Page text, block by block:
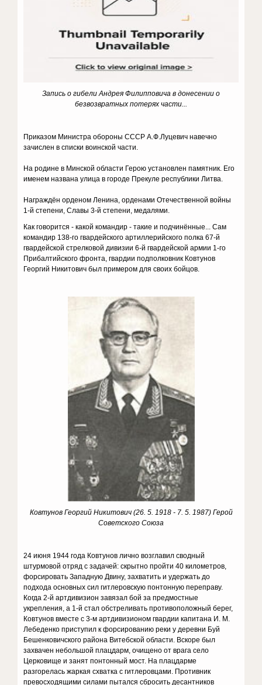
Запись о гибели Андрея Филипповича в донесении о
безвозвратных потерях части...
Приказом Министра обороны СССР А.Ф.Луцевич навечно
зачислен в списки воинской части.
На родине в Минской области Герою установлен памятник. Его
именем названа улица в городе Прекуле республики Литва.
Награждён орденом Ленина, орденами Отечественной войны
1-й степени, Славы 3-й степени, медалями.
Как говорится - какой командир - такие и подчинённые... Сам
командир 138-го гвардейского артиллерийского полка 67-й
гвардейской стрелковой дивизии 6-й гвардейской армии 1-го
Прибалтийского фронта, гвардии подполковник Ковтунов
Георгий Никитович был примером для своих бойцов.
Ковтунов Георгий Никитович (26. 5. 1918 - 7. 5. 1987) Герой
Советского Союза
24 июня 1944 года Ковтунов лично возглавил сводный
штурмовой отряд с задачей: скрытно пройти 40 километров,
форсировать Западную Двину, захватить и удержать до
подхода основных сил гитлеровскую понтонную переправу.
Когда 2-й артдивизион завязал бой за предмостные
укрепления, а 1-й стал обстреливать противоположный берег,
Ковтунов вместе с 3-м артдивизионом гвардии капитана И. М.
Лебеденко приступил к форсированию реки у деревни Буй
Бешенковичского района Витебской области. Вскоре был
захвачен небольшой плацдарм, очищено от врага село
Церковище и занят понтонный мост. На плацдарме
разгорелась жаркая схватка с гитлеровцами. Противник
превосходящими силами пытался сбросить десантников